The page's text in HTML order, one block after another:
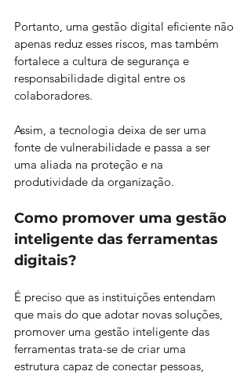
Portanto, uma gestão digital eficiente não
apenas reduz esses riscos, mas também
fortalece a cultura de segurança e
responsabilidade digital entre os
colaboradores.
Assim, a tecnologia deixa de ser uma
fonte de vulnerabilidade e passa a ser
uma aliada na proteção e na
produtividade da organização.
Como promover uma gestão
inteligente das ferramentas
digitais?
É preciso que as instituições entendam
que mais do que adotar novas soluções,
promover uma gestão inteligente das
ferramentas trata-se de criar uma
estrutura capaz de conectar pessoas,